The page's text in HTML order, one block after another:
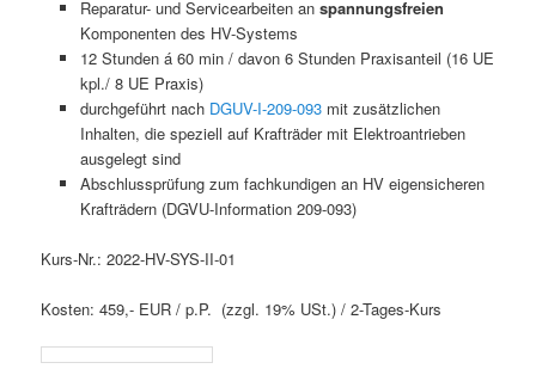
Reparatur- und Servicearbeiten an spannungsfreien
Komponenten des HV-Systems
12 Stunden á 60 min / davon 6 Stunden Praxisanteil (16 UE
kpl./ 8 UE Praxis)
durchgeführt nach DGUV-I-209-093mit zusätzlichen
Inhalten, die speziell auf Krafträder mit Elektroantrieben
ausgelegt sind
Abschlussprüfung zum fachkundigen an HV eigensicheren
Krafträdern (DGVU-Information 209-093)
Kurs-Nr.: 2022-HV-SYS-II-01
Kosten: 459,- EUR / p.P. (zzgl. 19% USt.) / 2-Tages-Kurs